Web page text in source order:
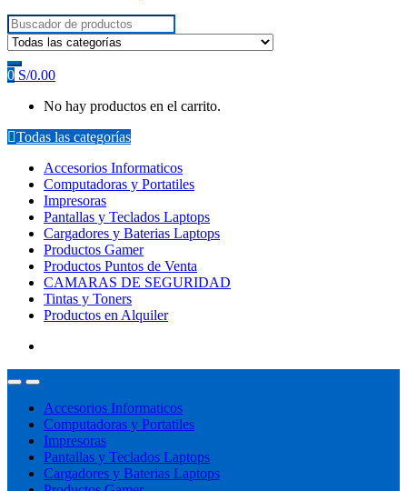
Search for:
0 S/0.00
No hay productos en el carrito.
Todas las categorías
Accesorios Informaticos
Computadoras y Portatiles
Impresoras
Pantallas y Teclados Laptops
Cargadores y Baterias Laptops
Productos Gamer
Productos Puntos de Venta
CAMARAS DE SEGURIDAD
Tintas y Toners
Productos en Alquiler
Accesorios Informaticos
Computadoras y Portatiles
Impresoras
Pantallas y Teclados Laptops
Cargadores y Baterias Laptops